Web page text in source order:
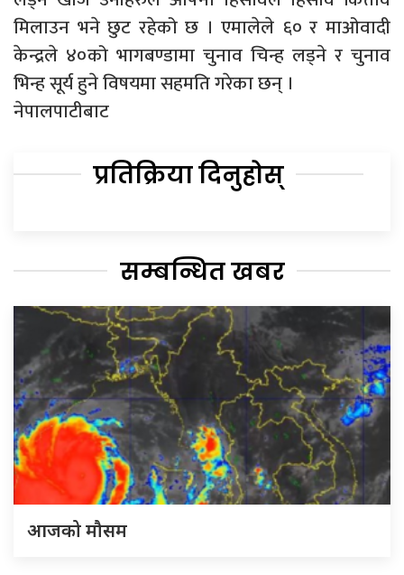
मिलाउन भने छुट रहेको छ । एमालेले ६० र माओवादी
केन्द्रले ४०को भागबण्डामा चुनाव चिन्ह लड्ने र चुनाव
भिन्ह सूर्य हुने विषयमा सहमति गरेका छन् ।
नेपालपाटीबाट
प्रतिक्रिया दिनुहोस्
सम्बन्धित खबर
आजको मौसम